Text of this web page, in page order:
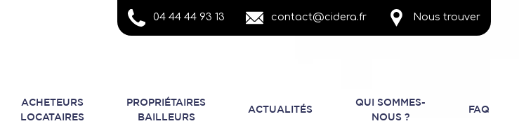
04 44 44 93 13 contact@cidera.fr Nous trouver
ACHETEURS
LOCATAIRES
PROPRIÉTAIRES
BAILLEURS
ACTUALITÉS
QUI SOMMES-
NOUS ?
FAQ